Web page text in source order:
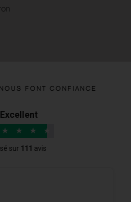
FONT CONFIANCE
Excellent
★ ★ ★ ★
sur 111 avis